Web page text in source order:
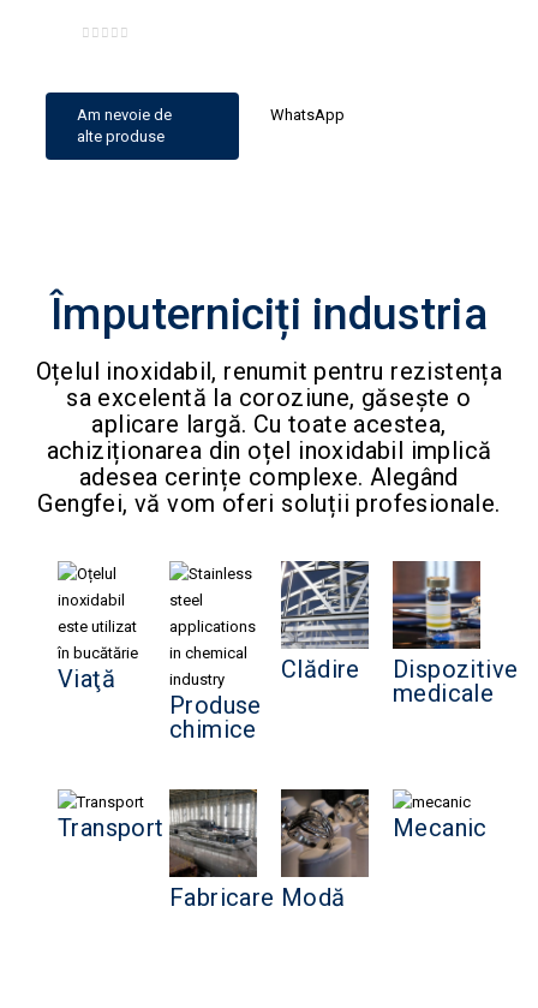
Am nevoie de
alte produse
WhatsApp
Împuterniciți industria
Oțelul inoxidabil, renumit pentru rezistența
sa excelentă la coroziune, găsește o
aplicare largă. Cu toate acestea,
achiziționarea din oțel inoxidabil implică
adesea cerințe complexe. Alegând
Gengfei, vă vom oferi soluții profesionale.
Viaţă
Produse
chimice
Clădire
Dispozitive
medicale
Transport
Fabricare Modă
Mecanic